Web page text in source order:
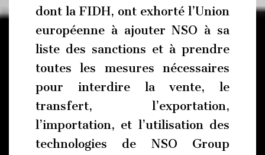
dont la FIDH, ont exhorté l’Union
européenne à ajouter NSO à sa
liste des sanctions et à prendre
toutes les mesures nécessaires
pour interdire la vente, le
transfert, l’exportation,
l’importation, et l’utilisation des
technologies de NSO Group